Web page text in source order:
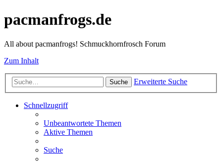
pacmanfrogs.de
All about pacmanfrogs! Schmuckhornfrosch Forum
Zum Inhalt
Suche Erweiterte Suche
Schnellzugriff
Unbeantwortete Themen
Aktive Themen
Suche